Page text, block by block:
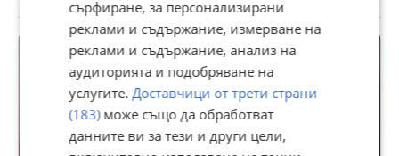
сърфиране, за персонализирани
реклами и съдържание, измерване на
реклами и съдържание, анализ на
аудиторията и подобряване на
услугите.Доставчици от трети страни
(183)може също да обработват
данните ви за тези и други цели,